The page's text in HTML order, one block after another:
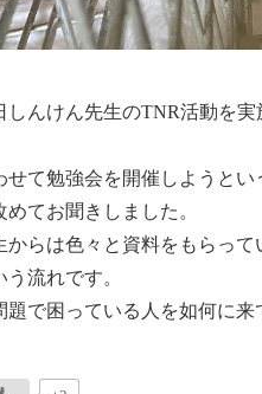
しんけん先生のTNR活動を
せて勉強会を開催しようと
めてお聞きしました。
からは色々と資料をもらっ
う流れです。
題で困っている人を如何に来